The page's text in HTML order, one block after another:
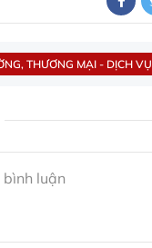
THƯƠNG MẠI - DỊCH VỤ